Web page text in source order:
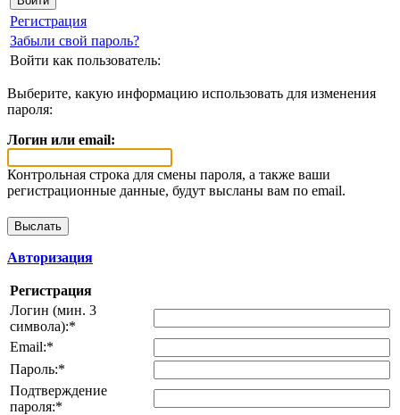
Регистрация
Забыли свой пароль?
Войти как пользователь:
Выберите, какую информацию использовать для изменения
пароля:
Логин или email:
Контрольная строка для смены пароля, а также ваши
регистрационные данные, будут высланы вам по email.
Авторизация
Регистрация
Логин (мин. 3
символа):*
Email:*
Пароль:*
Подтверждение
пароля:*